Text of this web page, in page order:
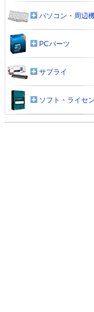
パソコン・周辺
PCパーツ
サプライ
ソフト・ライセ